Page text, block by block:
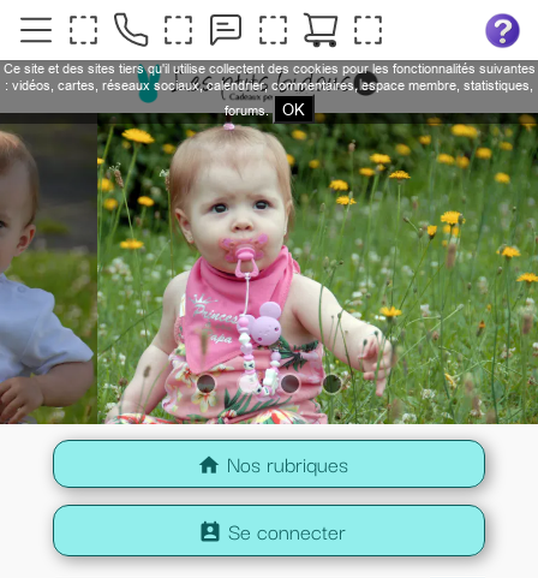
home Nos rubriques
perm_contact_calendar Se connecter
Ce site et des sites tiers qu'il utilise collectent des cookies pour les fonctionnalités suivantes
: vidéos, cartes, réseaux sociaux, calendrier, commentaires, espace membre, statistiques,
forums.
OK